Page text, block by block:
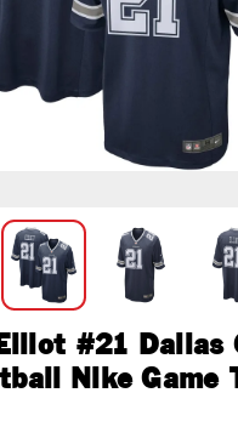
#21 Dallas
Nike Game